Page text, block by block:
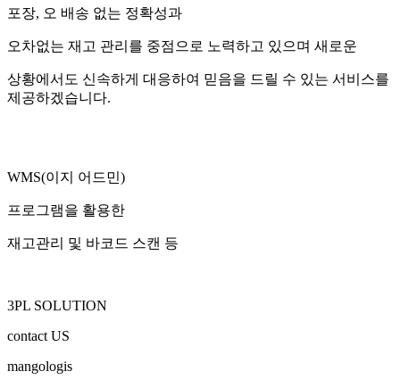
포장, 오 배송 없는 정확성과
오차없는 재고 관리를 중점으로 노력하고 있으며 새로운
상황에서도 신속하게 대응하여 믿음을 드릴 수 있는 서비스를
제공하겠습니다.
WMS(이지 어드민)
프로그램을 활용한
재고관리 및 바코드 스캔 등
3PL SOLUTION
contact US
mangologis